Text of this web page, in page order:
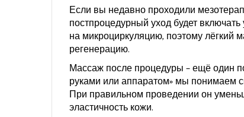
Если вы недавно проходили
постпроцедурный уход будет
на микроциркуляцию, поэтому лёгкий
регенерацию.
Массаж после процедуры – ещё один
руками или аппаратом» мы понимаем
При правильном проведении он
эластичность кожи.